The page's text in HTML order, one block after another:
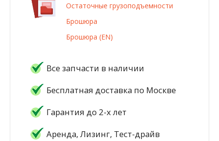
Остаточные грузоподъемности
Брошюра
Брошюра (EN)
Все запчасти в наличии
Бесплатная доставка по Москве
Гарантия до 2-х лет
Аренда, Лизинг, Тест-драйв